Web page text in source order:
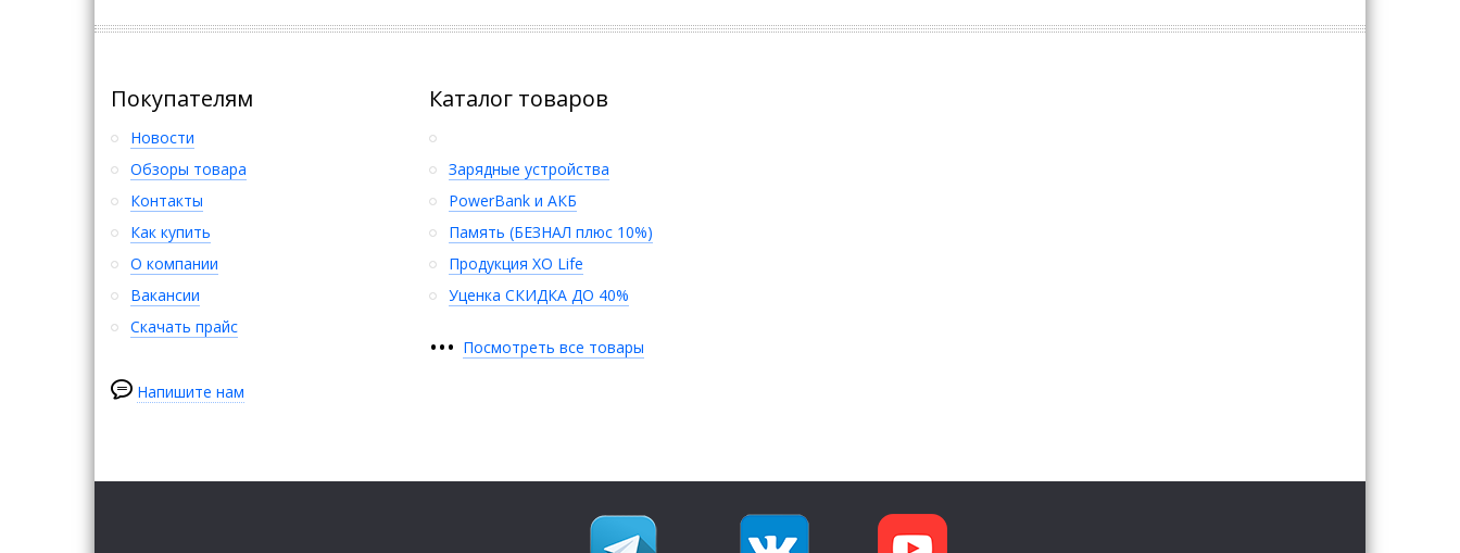
Покупателям
Новости
Обзоры товара
Контакты
Как купить
О компании
Вакансии
Скачать прайс
Напишите нам
Каталог товаров
Зарядные устройства
PowerBank и АКБ
Память (БЕЗНАЛ плюс 10%)
Продукция XO Life
Уценка СКИДКА ДО 40%
••• Посмотреть все товары